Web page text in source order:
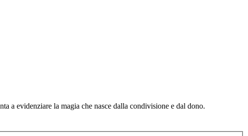
a evidenziare la magia che nasce dalla condivisione e dal dono.